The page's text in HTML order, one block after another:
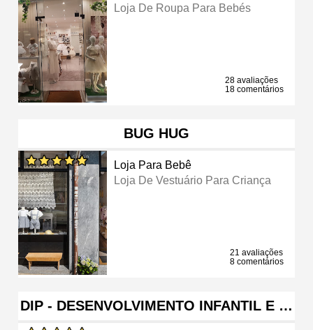
Loja De Roupa Para Bebés
28 avaliações
18 comentários
BUG HUG
Loja Para Bebê
Loja De Vestuário Para Criança
21 avaliações
8 comentários
DIP - DESENVOLVIMENTO INFANTIL E …